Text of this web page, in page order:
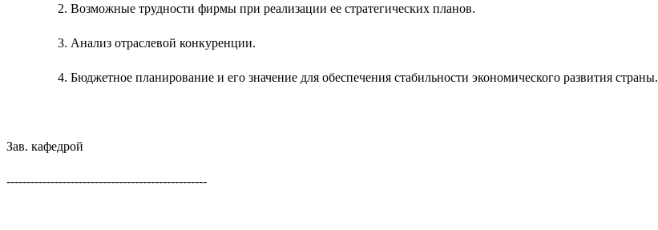
Возможные трудности фирмы при реализации ее стратегических планов.
Анализ отраслевой конкуренции.
Бюджетное планирование и его значение для обеспечения стабильности экономического развития страны.
Зав. кафедрой
--------------------------------------------------